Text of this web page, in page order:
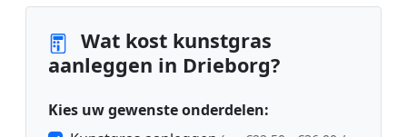
Wat kost kunstgras
aanleggen in Drieborg?
Kies uw gewenste onderdelen: